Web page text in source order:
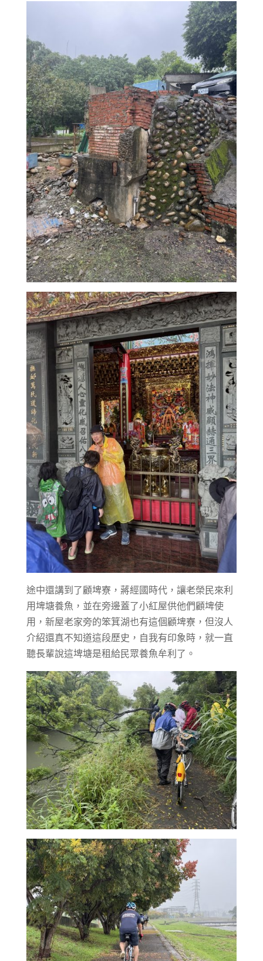
途中還講到了顧埤寮，蔣經國時代，讓老榮民來利
用埤塘養魚，並在旁邊蓋了小紅屋供他們顧埤使
用，新屋老家旁的笨箕湖也有這個顧埤寮，但沒人
介紹還真不知道這段歷史，自我有印象時，就一直
聽長輩說這埤塘是租給民眾養魚牟利了。